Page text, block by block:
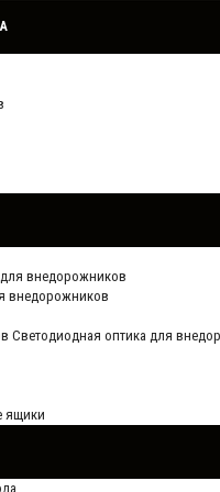
внедорожников
внедорожников
Светодиодная оптика для
ящики